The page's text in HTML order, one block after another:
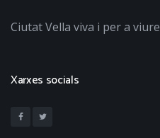
Ciutat Vella viva i per a viure
Xarxes socials